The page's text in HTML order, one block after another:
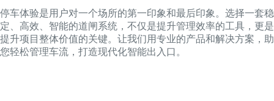
停车体验是用户对一个场所的第一印象和最后印象。选择一套稳
定、高效、智能的道闸系统，不仅是提升管理效率的工具，更是
提升项目整体价值的关键。让我们用专业的产品和解决方案，助
您轻松管理车流，打造现代化智能出入口。